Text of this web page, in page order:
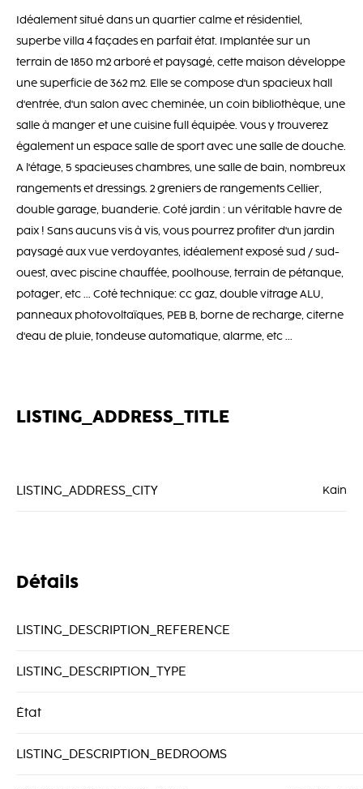
Idéalement situé dans un quartier calme et résidentiel,
superbe villa 4 façades en parfait état. Implantée sur un
terrain de 1850 m2 arboré et paysagé, cette maison développe
une superficie de 362 m2. Elle se compose d'un spacieux hall
d'entrée, d'un salon avec cheminée, un coin bibliothèque, une
salle à manger et une cuisine full équipée. Vous y trouverez
également un espace salle de sport avec une salle de douche.
A l'étage, 5 spacieuses chambres, une salle de bain, nombreux
rangements et dressings. 2 greniers de rangements Cellier,
double garage, buanderie. Coté jardin : un véritable havre de
paix ! Sans aucuns vis à vis, vous pourrez profiter d'un jardin
paysagé aux vue verdoyantes, idéalement exposé sud / sud-
ouest, avec piscine chauffée, poolhouse, terrain de pétanque,
potager, etc ... Coté technique: cc gaz, double vitrage ALU,
panneaux photovoltaïques, PEB B, borne de recharge, citerne
d'eau de pluie, tondeuse automatique, alarme, etc ...
LISTING_ADDRESS_TITLE
LISTING_ADDRESS_CITY Kain
Détails
LISTING_DESCRIPTION_REFERENCE
LISTING_DESCRIPTION_TYPE
État
LISTING_DESCRIPTION_BEDROOMS